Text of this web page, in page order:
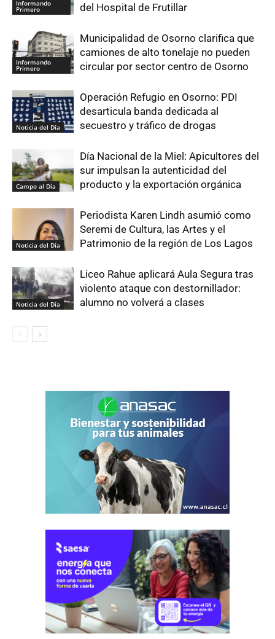
Informando
Primero del Hospital de Frutillar
Informando
Primero
Municipalidad de Osorno clarifica que
camiones de alto tonelaje no pueden
circular por sector centro de Osorno
Noticia del Día
Operación Refugio en Osorno: PDI
desarticula banda dedicada al
secuestro y tráfico de drogas
Campo al Día
Día Nacional de la Miel: Apicultores del
sur impulsan la autenticidad del
producto y la exportación orgánica
Noticia del Día
Periodista Karen Lindh asumió como
Seremi de Cultura, las Artes y el
Patrimonio de la región de Los Lagos
Noticia del Día
Liceo Rahue aplicará Aula Segura tras
violento ataque con destornillador:
alumno no volverá a clases